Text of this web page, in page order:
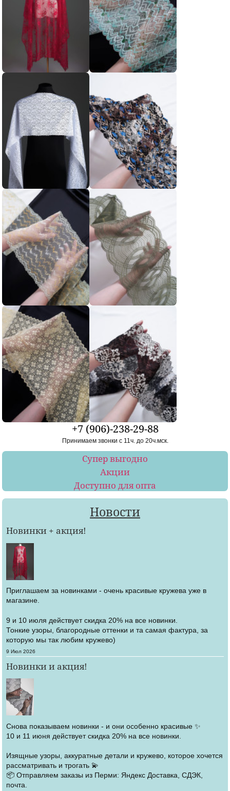
+7 (906)-238-29-88
Принимаем звонки с 11ч. до 20ч.мск.
Супер выгодно
Акции
Доступно для опта
Новости
Новинки + акция!
Приглашаем за новинками - очень красивые кружева уже в
магазине.
9 и 10 июля действует скидка 20% на все новинки.
Тонкие узоры, благородные оттенки и та самая фактура, за
которую мы так любим кружево)
Создано
9 Июл 2026
Новинки и акция!
Снова показываем новинки - и они особенно красивые ✨
10 и 11 июня действует скидка 20% на все новинки.
Изящные узоры, аккуратные детали и кружево, которое хочется
рассматривать и трогать 💫
📦 Отправляем заказы из Перми: Яндекс Доставка, СДЭК,
почта.